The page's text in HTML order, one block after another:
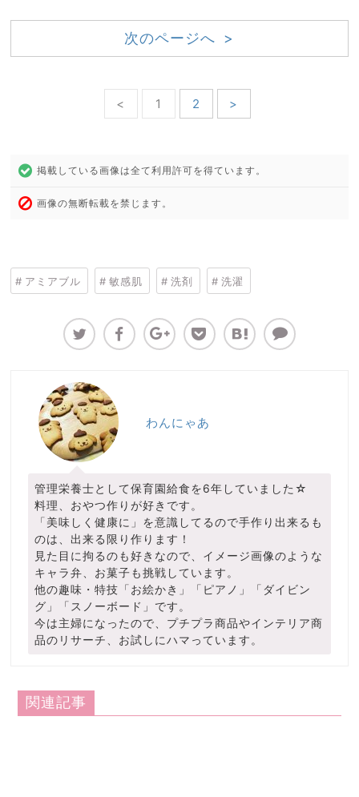
次のページへ >
< 1 2 >
掲載している画像は全て利用許可を得ています。
画像の無断転載を禁じます。
アミアブル 敏感肌 洗剤 洗濯
わんにゃあ
管理栄養士として保育園給食を6年していました☆
料理、おやつ作りが好きです。
「美味しく健康に」を意識してるので手作り出来るも
のは、出来る限り作ります！
見た目に拘るのも好きなので、イメージ画像のような
キャラ弁、お菓子も挑戦しています。
他の趣味・特技「お絵かき」「ピアノ」「ダイビン
グ」「スノーボード」です。
今は主婦になったので、プチプラ商品やインテリア商
品のリサーチ、お試しにハマっています。
関連記事